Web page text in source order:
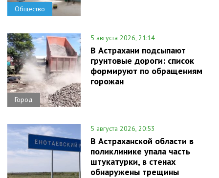
Общество
Город
5 августа 2026, 21:14
В Астрахани подсыпают
грунтовые дороги: список
формируют по обращениям
горожан
5 августа 2026, 20:53
В Астраханской области в
поликлинике упала часть
штукатурки, в стенах
обнаружены трещины